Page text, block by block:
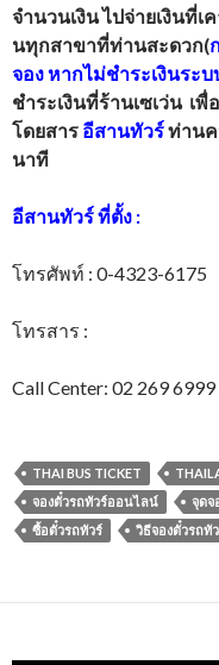
จำนวนเงิน ไปจ่ายเงินที่เ
นทุกสาขาที่ท่านสะดวก(
จอง หากไม่ชำระเงินระ
ชำระเงินที่ร้านเซเว่น เ
โดยสาร อีสานทัวร์ท่านค
นาที
อีสานทัวร์ที่ตั้ง :
โทรศัพท์ : 0-4323-6175
โทรสาร :
Call Center: 02 269
THAI BUS TICKET
จองตั๋วรถทัวร์ออนไลน์
จุดจ
ซื้อตั๋วรถทัวร์
วิธีจองตั๋วรถทั